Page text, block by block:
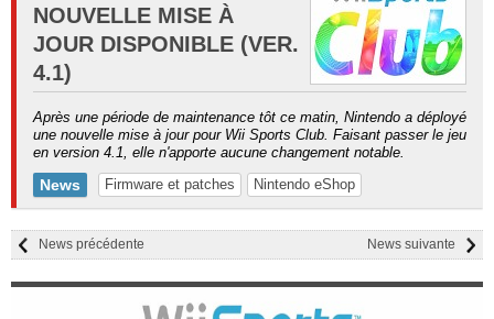
NOUVELLE MISE À
JOUR DISPONIBLE (VER.
4.1)
Après une période de maintenance tôt ce matin, Nintendo a déployé
une nouvelle mise à jour pour Wii Sports Club. Faisant passer le jeu
en version 4.1, elle n'apporte aucune changement notable.
News Firmware et patches Nintendo eShop
News suivante
News précédente